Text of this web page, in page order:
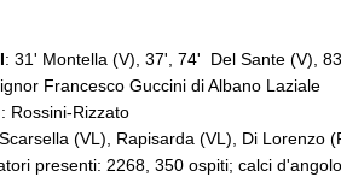
: 31' Montella (V), 37', 74' Del Sante (V),
Francesco Guccini di Albano Laziale
: Rossini-Rizzato
(VL), Rapisarda (VL), Di Lorenzo
presenti: 2268, 350 ospiti; calci